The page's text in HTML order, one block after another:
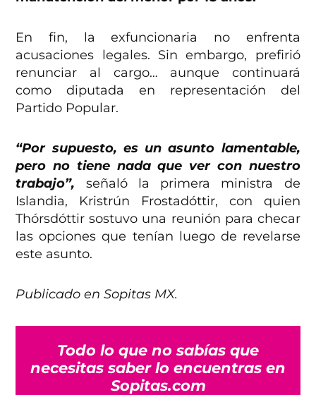
En fin, la exfuncionaria no enfrenta
acusaciones legales. Sin embargo, prefirió
renunciar al cargo… aunque continuará
como diputada en representación del
Partido Popular.
“Por supuesto, es un asunto lamentable,
pero no tiene nada que ver con nuestro
trabajo”, señaló la primera ministra de
Islandia, Kristrún Frostadóttir, con quien
Thórsdóttir sostuvo una reunión para checar
las opciones que tenían luego de revelarse
este asunto.
Publicado en Sopitas MX.
Todo lo que no sabías que
necesitas saber lo encuentras en
Sopitas.com